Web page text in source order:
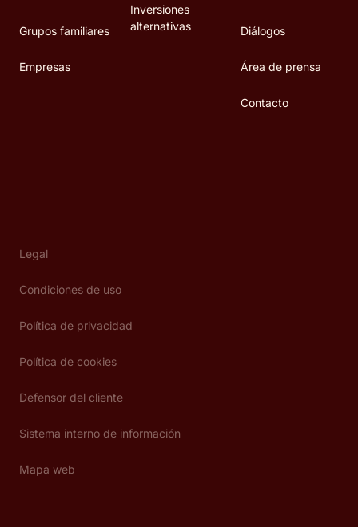
Grupos familiares
Empresas
Inversiones
alternativas
Diálogos
Área de prensa
Contacto
Legal
Condiciones de uso
Política de privacidad
Política de cookies
Defensor del cliente
Sistema interno de información
Mapa web